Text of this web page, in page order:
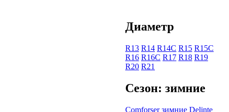
Диаметр
R13 R14 R14С R15 R15С
R16 R16С R17 R18 R19
R20 R21
Сезон: зимние
Comforser зимние Delinte